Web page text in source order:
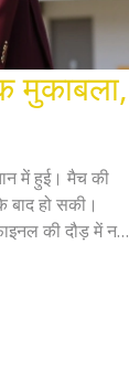
मुकाबला,
में हुई। मैच की
हो सकी।
की दौड़ में नहीं